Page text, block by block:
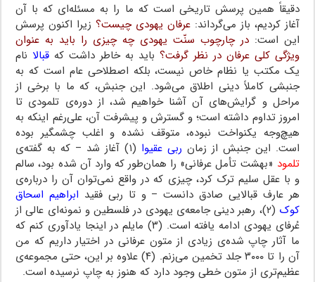
دقیقاً همین پرسش تاریخی است که ما را به مسئله‌ای که با آن
آغاز کردیم، باز می‌گرداند: عرفان یهودی چیست؟زیرا اکنون پرسش
این است:در چارچوب سنّت یهودی چه چیزی را باید به عنوان
ویژگی کلی عرفان در نظر گرفت؟ باید به خاطر داشت که قبالا نام
یک مکتب یا نظام خاص نیست، بلکه اصطلاحی عام است که به
جنبشی کاملاً دینی اطلاق می‌شود. این جنبش، که ما با برخی از
مراحل و گرایش‌های آن آشنا خواهیم شد، از دوره‌ی تلمودی تا
امروز تداوم داشته است؛ و گسترش و پیشرفت آن، علی‌رغم اینکه به
هیچ‌وجه یکنواخت نبوده، متوقف نشده و اغلب چشمگیر بوده
است. این جنبش از زمان ربی عقیوا (۱) آغاز شد – که به گفته‌ی
تلمود «بهشت تأمل عرفانی» را همان‌طور که وارد آن شده بود، سالم
و با عقل سلیم ترک کرد، ‌چیزی که در واقع نمی‌توان آن را درباره‌ی
هر عارف قبالایی صادق دانست – و تا ربی فقید ابراهیم اسحاق
کوک
(۲)، رهبر دینی جامعه‌ی یهودی در فلسطین و نمونه‌ای عالی از
عُرفای یهودی ادامه یافته است. (۳) مایلم در اینجا یادآوری کنم که
ما آثار چاپ شده‌ی زیادی از متون عرفانی در اختیار داریم که من
آن را تا ۳۰۰۰ جلد تخمین می‌زنم. (۴) علاوه بر این، حتی مجموعه‌ی
عظیم‌تری از متون خطی وجود دارد که هنوز به چاپ نرسیده است.